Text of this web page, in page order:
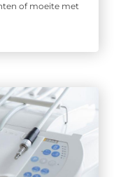
of moeite met